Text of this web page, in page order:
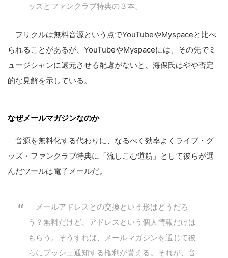
ッズとファンクラブ特典の３本。
フリクルは無料音源という点でYouTubeやMyspaceと比べ
られることがあるが、YouTubeやMyspaceには、その先でミ
ュージシャンに還元させる配慮がないと、海保氏はやや否定
的な見解を示している。
なぜメールマガジンなのか
音源を無料化する代わりに、なるべく効率よくライブ・グ
ッズ・ファンクラブ特典に「流しこむ道筋」として彼らが選
んだツールは電子メールだ。
メールアドレスとの交換という形はどうだろ
う？無料だけど、アドレスという個人情報だけは
もらう。そうすれば、メールマガジンを通じて彼
らにプッシュ通知する権利が貰える。それが、音